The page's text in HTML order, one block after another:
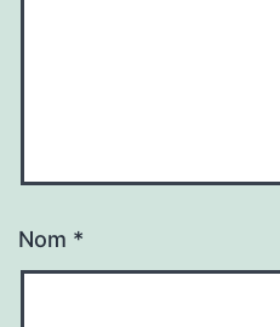
Nom *